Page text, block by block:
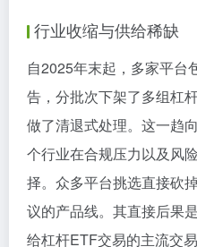
行业收缩与供给稀缺
自2025年末起，多家平台
告，分批次下架了多组杠
做了清退式处理。这一趋
个行业在合规压力以及风
择。众多平台挑选直接砍
议的产品线。其直接后果
给杠杆ETF交易的主流交